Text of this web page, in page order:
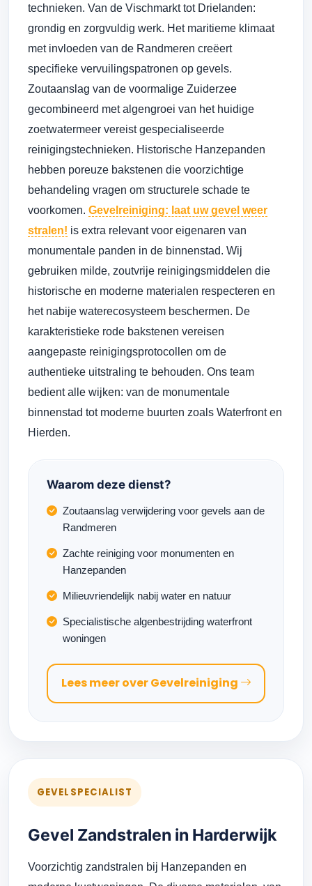
technieken. Van de Vischmarkt tot Drielanden:
grondig en zorgvuldig werk. Het maritieme klimaat
met invloeden van de Randmeren creëert
specifieke vervuilingspatronen op gevels.
Zoutaanslag van de voormalige Zuiderzee
gecombineerd met algengroei van het huidige
zoetwatermeer vereist gespecialiseerde
reinigingstechnieken. Historische Hanzepanden
hebben poreuze bakstenen die voorzichtige
behandeling vragen om structurele schade te
voorkomen.Gevelreiniging: laat uw gevel weer
stralen! is extra relevant voor eigenaren van
monumentale panden in de binnenstad. Wij
gebruiken milde, zoutvrije reinigingsmiddelen die
historische en moderne materialen respecteren en
het nabije waterecosysteem beschermen. De
karakteristieke rode bakstenen vereisen
aangepaste reinigingsprotocollen om de
authentieke uitstraling te behouden. Ons team
bedient alle wijken: van de monumentale
binnenstad tot moderne buurten zoals Waterfront en
Hierden.
Waarom deze dienst?
Zoutaanslag verwijdering voor gevels aan de
Randmeren
Zachte reiniging voor monumenten en
Hanzepanden
Milieuvriendelijk nabij water en natuur
Specialistische algenbestrijding waterfront
woningen
Lees meer over Gevelreiniging
GEVELSPECIALIST
Gevel Zandstralen in Harderwijk
Voorzichtig zandstralen bij Hanzepanden en